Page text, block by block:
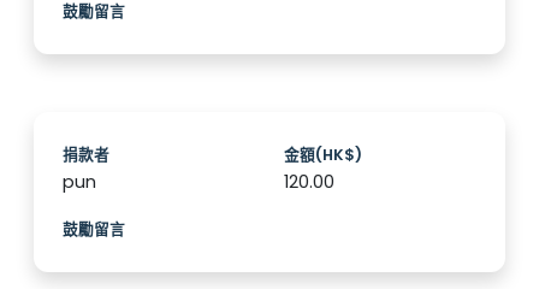
鼓勵留言
捐款者
pun
金額(HK$)
120.00
鼓勵留言